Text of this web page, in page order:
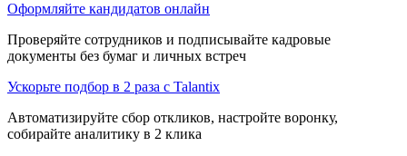
Оформляйте кандидатов онлайн
Проверяйте сотрудников и подписывайте кадровые
документы без бумаг и личных встреч
Ускорьте подбор в 2 раза с Talantix
Автоматизируйте сбор откликов, настройте воронку,
собирайте аналитику в 2 клика